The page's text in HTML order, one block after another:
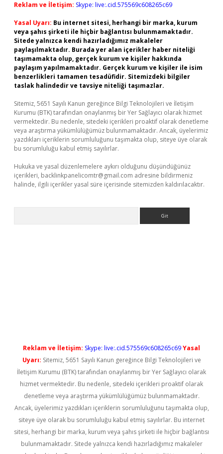
Reklam ve İletişim: Skype: live:.cid.575569c608265c69
Yasal Uyarı: Bu internet sitesi, herhangi bir marka, kurum
veya şahıs şirketi ile hiçbir bağlantısı bulunmamaktadır.
Sitede yalnızca kendi hazırladığımız makaleler
paylaşılmaktadır. Burada yer alan içerikler haber niteliği
taşımamakta olup, gerçek kurum ve kişiler hakkında
paylaşım yapılmamaktadır. Gerçek kurum ve kişiler ile isim
benzerlikleri tamamen tesadüfidir. Sitemizdeki bilgiler
taslak halindedir ve tavsiye niteliği taşımazlar.
Sitemiz, 5651 Sayılı Kanun gereğince Bilgi Teknolojileri ve İletişim
Kurumu (BTK) tarafından onaylanmış bir Yer Sağlayıcı olarak hizmet
vermektedir. Bu nedenle, sitedeki içerikleri proaktif olarak denetleme
veya araştırma yükümlülüğümüz bulunmamaktadır. Ancak, üyelerimiz
yazdıkları içeriklerin sorumluluğunu taşımakta olup, siteye üye olarak
bu sorumluluğu kabul etmiş sayılırlar.
Hukuka ve yasal düzenlemelere aykırı olduğunu düşündüğünüz
içerikleri, backlinkpanelicomtr@gmail.com adresine bildirmeniz
halinde, ilgili içerikler yasal süre içerisinde sitemizden kaldırılacaktır.
Reklam ve İletişim: Skype: live:.cid.575569c608265c69Yasal
Uyarı: Sitemiz, 5651 Sayılı Kanun gereğince Bilgi Teknolojileri ve
İletişim Kurumu (BTK) tarafından onaylanmış bir Yer Sağlayıcı olarak
hizmet vermektedir. Bu nedenle, sitedeki içerikleri proaktif olarak
denetleme veya araştırma yükümlülüğümüz bulunmamaktadır.
Ancak, üyelerimiz yazdıkları içeriklerin sorumluluğunu taşımakta olup,
siteye üye olarak bu sorumluluğu kabul etmiş sayılırlar. Bu internet
sitesi, herhangi bir marka, kurum veya şahıs şirketi ile hiçbir bağlantısı
bulunmamaktadır. Sitede yalnızca kendi hazırladığımız makaleler